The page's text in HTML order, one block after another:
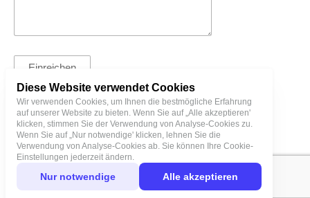
T. + 3725128000 | bl@birgitlinnamae.com
Datenschutz
Diese Website verwendet Cookies
Wir verwenden Cookies, um Ihnen die bestmögliche Erfahrung
auf unserer Website zu bieten. Wenn Sie auf „Alle akzeptieren'
klicken, stimmen Sie der Verwendung von Analyse-Cookies zu.
Wenn Sie auf „Nur notwendige' klicken, lehnen Sie die
Verwendung von Analyse-Cookies ab. Sie können Ihre Cookie-
Einstellungen jederzeit ändern.
Nur notwendige Alle akzeptieren